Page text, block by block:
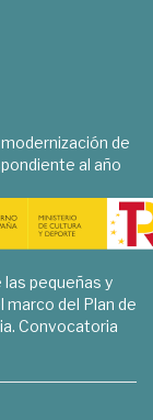
de
al año
las pequeñas y
del Plan de
Convocatoria